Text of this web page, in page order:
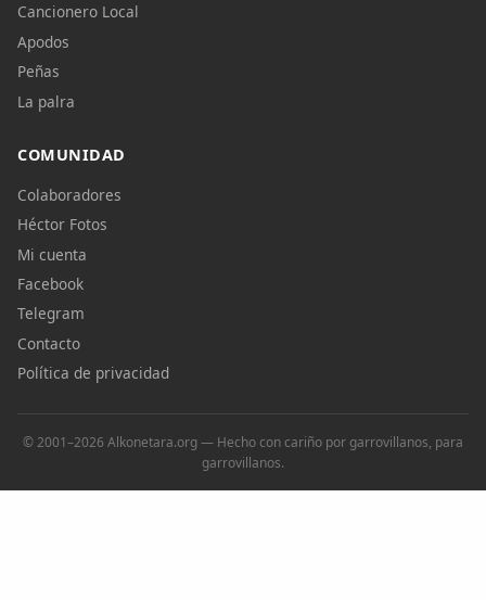
Cancionero Local
Apodos
Peñas
La palra
COMUNIDAD
Colaboradores
Héctor Fotos
Mi cuenta
Facebook
Telegram
Contacto
Política de privacidad
© 2001–2026 Alkonetara.org — Hecho con cariño por garrovillanos, para
garrovillanos.